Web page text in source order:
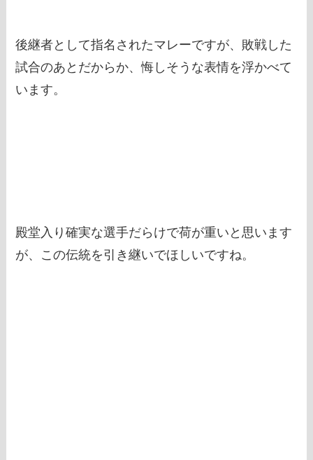
後継者として指名されたマレーですが、敗戦した
試合のあとだからか、悔しそうな表情を浮かべて
います。
殿堂入り確実な選手だらけで荷が重いと思います
が、この伝統を引き継いでほしいですね。